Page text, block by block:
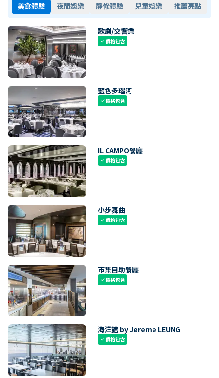
美食體驗 夜間娛樂 靜修體驗 兒童娛樂 推薦亮點
歌劇/交響樂
check價格包含
藍色多瑙河
check價格包含
IL CAMPO餐廳
check價格包含
小步舞曲
check價格包含
市集自助餐廳
check價格包含
海洋館 by Jereme LEUNG
check價格包含